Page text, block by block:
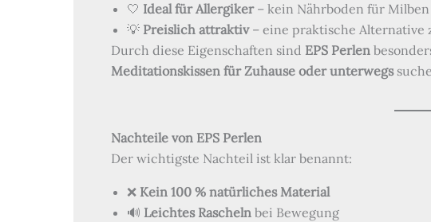
🤍 Ideal für Allergiker– kein Nährboden für Milben
💡 Preislich attraktiv– eine praktische Alternative
Durch diese Eigenschaften sind EPS Perlen
Meditationskissen für Zuhause oder unterwegs
Nachteile von EPS Perlen
Der wichtigste Nachteil ist klar benannt:
❌ Kein 100 % natürliches Material
🔊 Leichtes Raschelnbei Bewegung